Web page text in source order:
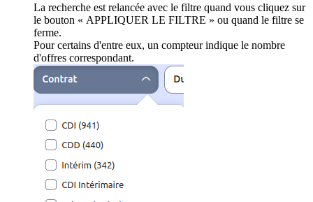
La recherche est relancée avec le filtre quand vous cliquez sur
le bouton « APPLIQUER LE FILTRE » ou quand le filtre se
ferme.
Pour certains d'entre eux, un compteur indique le nombre
d'offres correspondant.